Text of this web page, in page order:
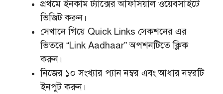
প্রথমে ইনকাম ট্যাক্সের অফিসিয়াল ওয়েবসাইটে
ভিজিট করুন।
সেখানে গিয়ে Quick Links সেকশনের এর
ভিতরে “Link Aadhaar” অপশনটিতে ক্লিক
করুন।
নিজের ১০ সংখ্যার প্যান নম্বর এবং আধার নম্বরটি
ইনপুট করুন।